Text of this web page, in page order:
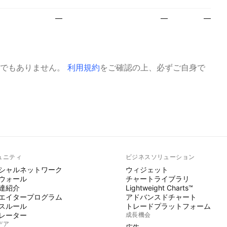
— — —
もありません。 利用規約をご確認の上、必ずご自身で
ニティ
ャルネットワーク
ォール
紹介
イタープログラム
ルール
ーター
ア
ビジネスソリューション
ウィジェット
チャートライブラリ
Lightweight Charts™
アドバンスドチャート
トレードプラットフォーム
成長機会